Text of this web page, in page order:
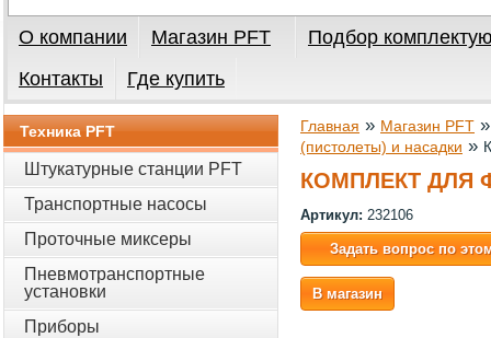
О компании Магазин PFT
Подбор
Контакты
Где купить
Главная » Магазин PFT
(пистолеты) и насадки »
КОМПЛЕКТ ДЛЯ
Артикул: 232106
Задать вопрос по
В магазин
Техника PFT
Штукатурные станции PFT
Транспортные насосы
Проточные миксеры
Пневмотранспортные
установки
Приборы